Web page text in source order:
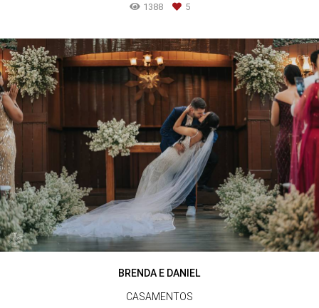
1388 5
BRENDA E DANIEL
CASAMENTOS